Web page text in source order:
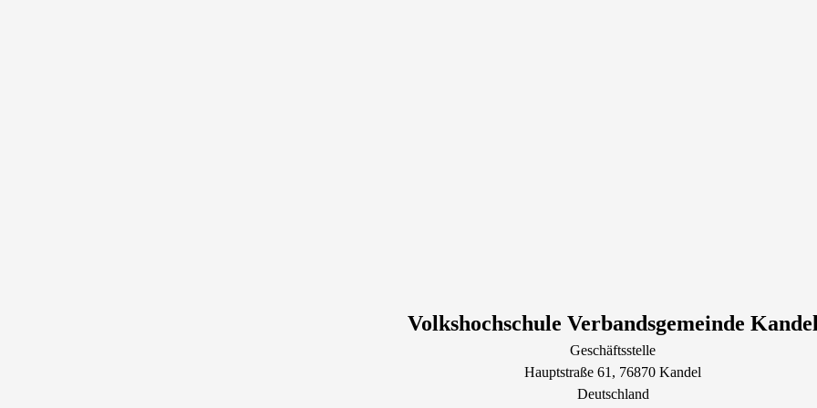
Volkshochschule Verbandsgemeinde
Geschäftsstelle
Hauptstraße 61 , 76870 Kandel
Deutschland